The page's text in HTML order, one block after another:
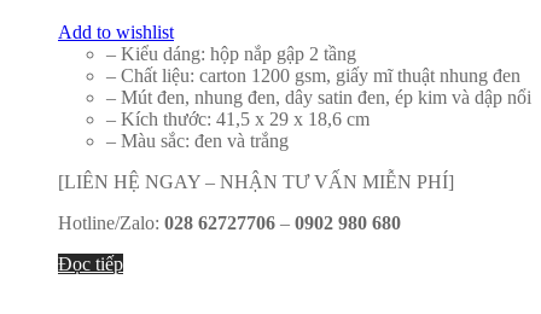
Add to wishlist
– Kiểu dáng: hộp nắp gập 2 tầng
– Chất liệu: carton 1200 gsm, giấy mĩ thuật nhung đen
– Mút đen, nhung đen, dây satin đen, ép kim và dập nổi
– Kích thước: 41,5 x 29 x 18,6 cm
– Màu sắc: đen và trắng
[LIÊN HỆ NGAY – NHẬN TƯ VẤN MIỄN PHÍ]
Hotline/Zalo: 028 62727706 – 0902 980 680
Đọc tiếp